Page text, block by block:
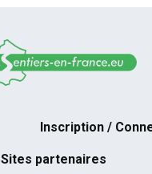
Inscription /
Sites partenaires